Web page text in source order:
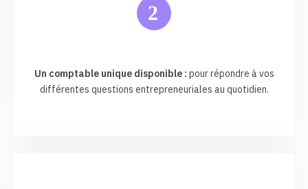
2
Un comptable unique disponible : pour répondre à vos
différentes questions entrepreneuriales au quotidien.